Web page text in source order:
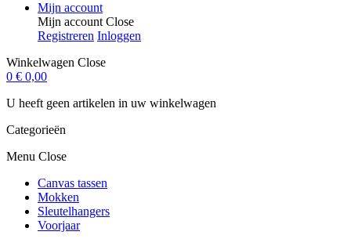
Mijn account
Mijn account Close
Registreren Inloggen
Winkelwagen Close
0 € 0,00
U heeft geen artikelen in uw winkelwagen
Categorieën
Menu Close
Canvas tassen
Mokken
Sleutelhangers
Voorjaar